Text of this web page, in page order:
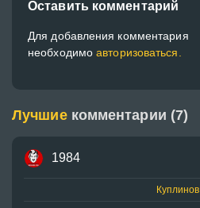
Оставить комментарий
Для добавления комментария
необходимоавторизоваться.
Лучшие комментарии (7)
1984
Куплинов